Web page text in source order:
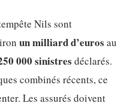
Nils sont
un milliard d’euros au
000 sinistres déclarés.
combinés récents, ce
Les assurés doivent